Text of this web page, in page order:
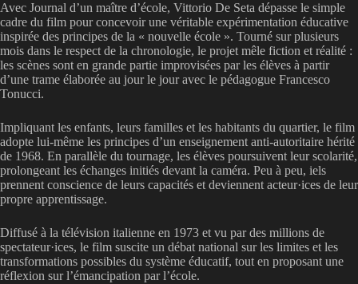
Avec Journal d’un maître d’école, Vittorio De Seta dépasse le simple
cadre du film pour concevoir une véritable expérimentation éducative
inspirée des principes de la « nouvelle école ». Tourné sur plusieurs
mois dans le respect de la chronologie, le projet mêle fiction et réalité :
les scènes sont en grande partie improvisées par les élèves à partir
d’une trame élaborée au jour le jour avec le pédagogue Francesco
Tonucci.
Impliquant les enfants, leurs familles et les habitants du quartier, le film
adopte lui-même les principes d’un enseignement anti-autoritaire hérité
de 1968. En parallèle du tournage, les élèves poursuivent leur scolarité,
prolongeant les échanges initiés devant la caméra. Peu à peu, iels
prennent conscience de leurs capacités et deviennent acteur·ices de leur
propre apprentissage.
Diffusé à la télévision italienne en 1973 et vu par des millions de
spectateur·ices, le film suscite un débat national sur les limites et les
transformations possibles du système éducatif, tout en proposant une
réflexion sur l’émancipation par l’école.